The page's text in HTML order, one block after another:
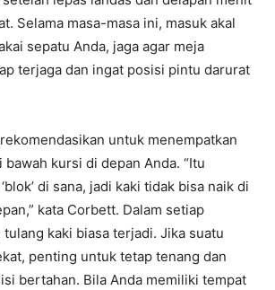
Selama masa-masa ini, masuk akal
sepatu Anda, jaga agar meja
terjaga dan ingat posisi pintu darurat
untuk menempatkan
bawah kursi di depan Anda. “Itu
di sana, jadi kaki tidak bisa naik di
kata Corbett. Dalam setiap
tulang kaki biasa terjadi. Jika suatu
penting untuk tetap tenang dan
bertahan. Bila Anda memiliki tempat